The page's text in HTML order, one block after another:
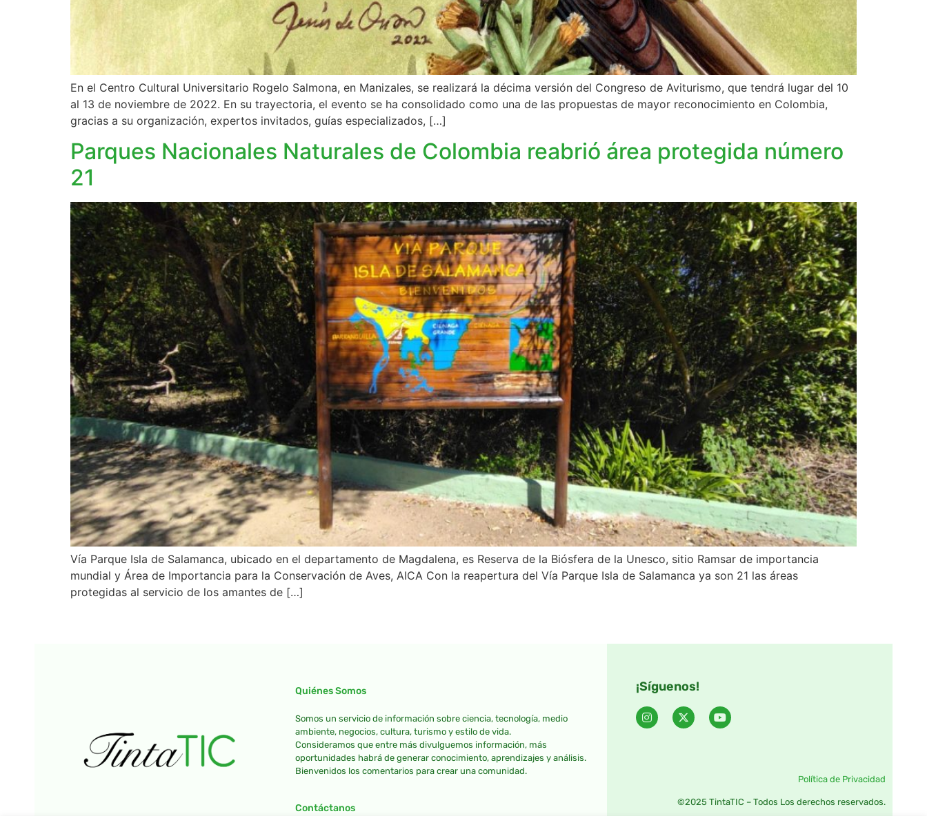
En el Centro Cultural Universitario Rogelo Salmona, en Manizales, se realizará la décima versión del Congreso de Aviturismo, que tendrá lugar del 10
al 13 de noviembre de 2022. En su trayectoria, el evento se ha consolidado como una de las propuestas de mayor reconocimiento en Colombia,
gracias a su organización, expertos invitados, guías especializados, […]
Parques Nacionales Naturales de Colombia reabrió área protegida número
21
Vía Parque Isla de Salamanca, ubicado en el departamento de Magdalena, es Reserva de la Biósfera de la Unesco, sitio Ramsar de importancia
mundial y Área de Importancia para la Conservación de Aves, AICA Con la reapertura del Vía Parque Isla de Salamanca ya son 21 las áreas
protegidas al servicio de los amantes de […]
Quiénes Somos
Somos un servicio de información sobre ciencia, tecnología, medio
ambiente, negocios, cultura, turismo y estilo de vida.
Consideramos que entre más divulguemos información, más
oportunidades habrá de generar conocimiento, aprendizajes y análisis.
Bienvenidos los comentarios para crear una comunidad.
Contáctanos
¡Síguenos!
Política de Privacidad
©2025 TintaTIC – Todos Los derechos reservados.